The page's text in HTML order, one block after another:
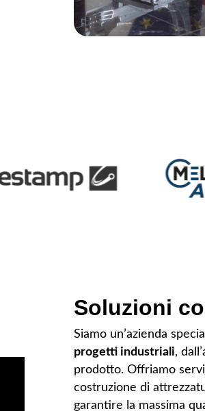
Soluzioni
Siamo un’azienda
progetti industriali,
prodotto. Offriamo
costruzione di
garantire la massima